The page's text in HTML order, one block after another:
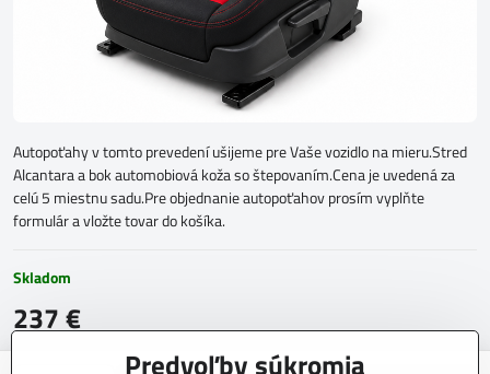
Autopoťahy v tomto prevedení ušijeme pre Vaše vozidlo na mieru.Stred
Alcantara a bok automobiová koža so štepovaním.Cena je uvedená za
celú 5 miestnu sadu.Pre objednanie autopoťahov prosím vyplňte
formulár a vložte tovar do košíka.
Skladom
237 €
Predvoľby súkromia